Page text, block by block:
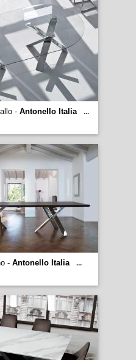
- Antonello Italia
...
- Antonello Italia
...